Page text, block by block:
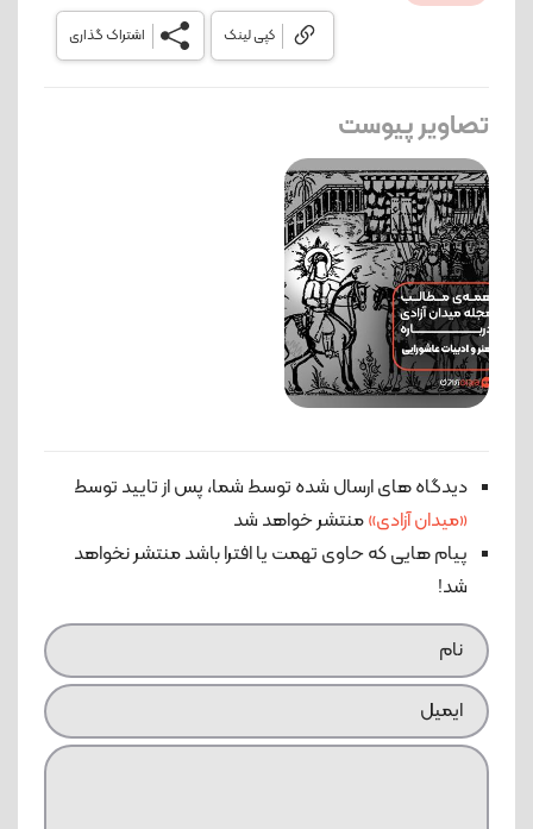
اشتراک گذاری کپی لینک
تصاویر پیوست
دیدگاه های ارسال شده توسط شما، پس از تایید توسط
«میدان آزادی»منتشر خواهد شد
پیام هایی که حاوی تهمت یا افترا باشد منتشر نخواهد
شد!